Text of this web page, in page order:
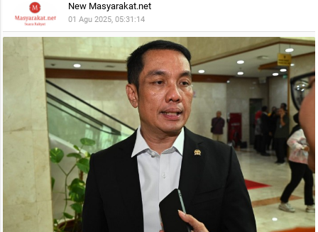
New Masyarakat.net
01 Agu 2025, 05:31:14